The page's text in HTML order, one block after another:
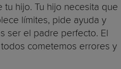
hijo. Tu hijo necesita que
límites, pide ayuda y
ser el padre perfecto. El
cometemos errores y